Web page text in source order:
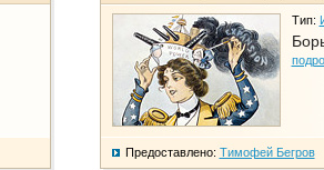
Тип:
Предоставлено: Тимофей Бегров